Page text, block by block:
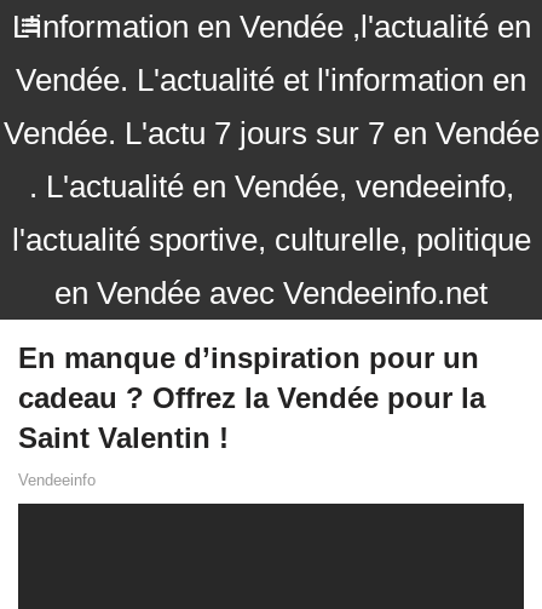
L'information en Vendée ,l'actualité en
Vendée. L'actualité et l'information en
Vendée. L'actu 7 jours sur 7 en Vendée
. L'actualité en Vendée, vendeeinfo,
l'actualité sportive, culturelle, politique
en Vendée avec Vendeeinfo.net
En manque d’inspiration pour un
cadeau ? Offrez la Vendée pour la
Saint Valentin !
Vendeeinfo